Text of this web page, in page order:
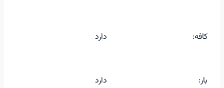
کافه: دارد
بار: دارد